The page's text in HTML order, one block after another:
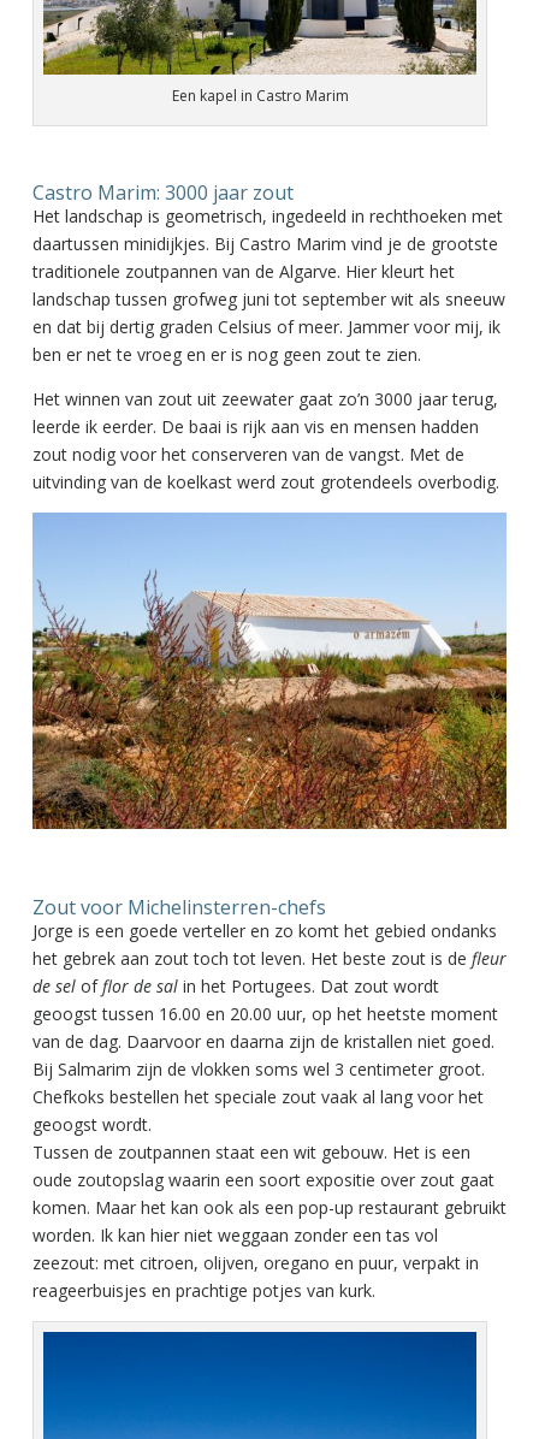
Een kapel in Castro Marim
Castro Marim: 3000 jaar zout
Het landschap is geometrisch, ingedeeld in rechthoeken met
daartussen minidijkjes. Bij Castro Marim vind je de grootste
traditionele zoutpannen van de Algarve. Hier kleurt het
landschap tussen grofweg juni tot september wit als sneeuw
en dat bij dertig graden Celsius of meer. Jammer voor mij, ik
ben er net te vroeg en er is nog geen zout te zien.
Het winnen van zout uit zeewater gaat zo’n 3000 jaar terug,
leerde ik eerder. De baai is rijk aan vis en mensen hadden
zout nodig voor het conserveren van de vangst. Met de
uitvinding van de koelkast werd zout grotendeels overbodig.
Zout voor Michelinsterren-chefs
Jorge is een goede verteller en zo komt het gebied ondanks
het gebrek aan zout toch tot leven. Het beste zout is de fleur
de selofflor de salin het Portugees. Dat zout wordt
geoogst tussen 16.00 en 20.00 uur, op het heetste moment
van de dag. Daarvoor en daarna zijn de kristallen niet goed.
Bij Salmarim zijn de vlokken soms wel 3 centimeter groot.
Chefkoks bestellen het speciale zout vaak al lang voor het
geoogst wordt.
Tussen de zoutpannen staat een wit gebouw. Het is een
oude zoutopslag waarin een soort expositie over zout gaat
komen. Maar het kan ook als een pop-up restaurant gebruikt
worden. Ik kan hier niet weggaan zonder een tas vol
zeezout: met citroen, olijven, oregano en puur, verpakt in
reageerbuisjes en prachtige potjes van kurk.